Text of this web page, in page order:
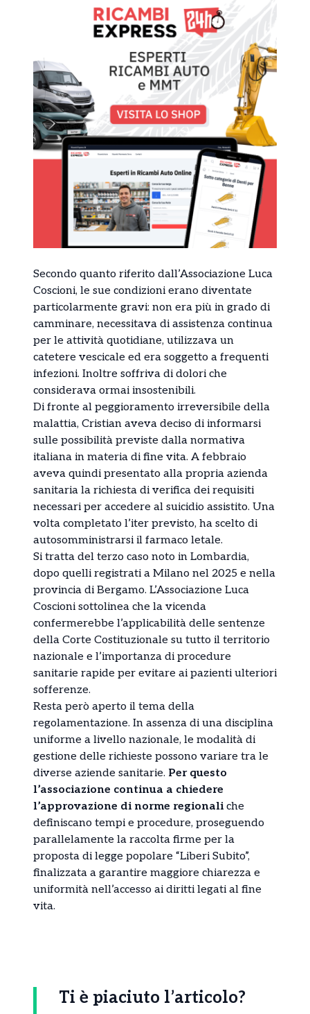
Secondo quanto riferito dall’Associazione Luca
Coscioni, le sue condizioni erano diventate
particolarmente gravi: non era più in grado di
camminare, necessitava di assistenza continua
per le attività quotidiane, utilizzava un
catetere vescicale ed era soggetto a frequenti
infezioni. Inoltre soffriva di dolori che
considerava ormai insostenibili.
Di fronte al peggioramento irreversibile della
malattia, Cristian aveva deciso di informarsi
sulle possibilità previste dalla normativa
italiana in materia di fine vita. A febbraio
aveva quindi presentato alla propria azienda
sanitaria la richiesta di verifica dei requisiti
necessari per accedere al suicidio assistito. Una
volta completato l’iter previsto, ha scelto di
autosomministrarsi il farmaco letale.
Si tratta del terzo caso noto in Lombardia,
dopo quelli registrati a Milano nel 2025 e nella
provincia di Bergamo. L’Associazione Luca
Coscioni sottolinea che la vicenda
confermerebbe l’applicabilità delle sentenze
della Corte Costituzionale su tutto il territorio
nazionale e l’importanza di procedure
sanitarie rapide per evitare ai pazienti ulteriori
sofferenze.
Resta però aperto il tema della
regolamentazione. In assenza di una disciplina
uniforme a livello nazionale, le modalità di
gestione delle richieste possono variare tra le
diverse aziende sanitarie. Per questo
l’associazione continua a chiedere
l’approvazione di norme regionali che
definiscano tempi e procedure, proseguendo
parallelamente la raccolta firme per la
proposta di legge popolare “Liberi Subito”,
finalizzata a garantire maggiore chiarezza e
uniformità nell’accesso ai diritti legati al fine
vita.
Ti è piaciuto l’articolo?